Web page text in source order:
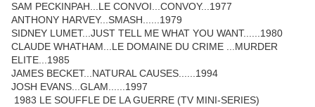
SAM PECKINPAH...LE CONVOI...CONVOY...1977
ANTHONY HARVEY...SMASH......1979
SIDNEY LUMET...JUST TELL ME WHAT YOU WANT......1980
CLAUDE WHATHAM...LE DOMAINE DU CRIME ...MURDER
ELITE...1985
JAMES BECKET...NATURAL CAUSES......1994
JOSH EVANS...GLAM......1997
1983 LE SOUFFLE DE LA GUERRE (TV MINI-SERIES)